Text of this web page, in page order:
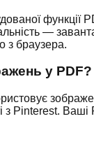
функції
—
з браузера.
у PDF?
з Pinterest. Ваші